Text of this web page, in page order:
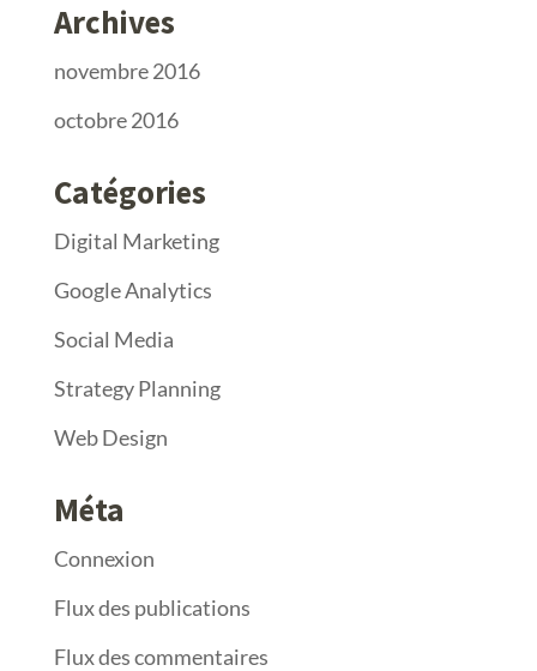
Archives
novembre 2016
octobre 2016
Catégories
Digital Marketing
Google Analytics
Social Media
Strategy Planning
Web Design
Méta
Connexion
Flux des publications
Flux des commentaires